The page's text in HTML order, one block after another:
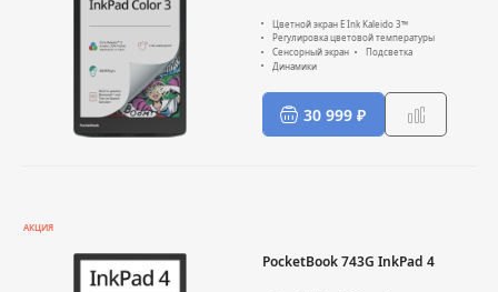
Цветной экран E Ink Kaleido 3™
Регулировка цветовой температуры
Сенсорный экран
Подсветка
Динамики
30 999 ₽
АКЦИЯ
PocketBook 743G InkPad 4